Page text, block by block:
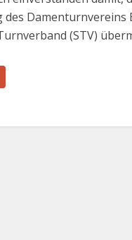
des Damenturnvereins
(STV)